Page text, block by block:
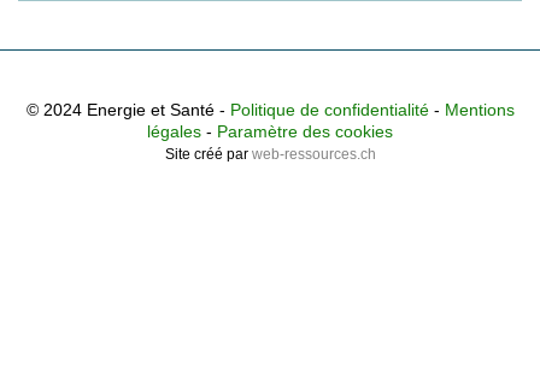
© 2024 Energie et Santé - Politique de confidentialité- Mentions
légales - Paramètre des cookies
Site créé par web-ressources.ch